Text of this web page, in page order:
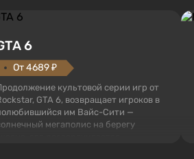
6
От 4689 ₽
культовой серии игр от
GTA 6, возвращает игроков в
им Вайс-Сити —
мегаполис на берегу